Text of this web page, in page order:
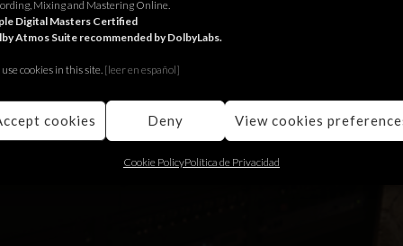
Mixing and Mastering Online.
Digital Masters Certified
Atmos Suite recommended by DolbyLabs.
cookies in this site. [leer en español]
cookies Deny View cookies
Cookie PolicyPolítica de Privacidad
documentary about William Waldren life, directed by Joan